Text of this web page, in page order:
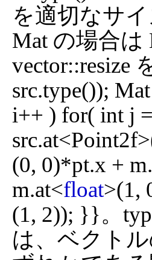
を適切なサ
Mat の場合は
vector::resize
src.type());
i++ ) for( int j
(0, 0)*pt.x +
m.at<float>(1,
(1, 2)); }}。
は、ベクト